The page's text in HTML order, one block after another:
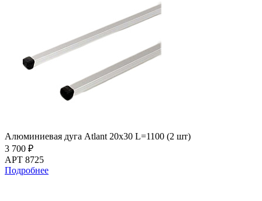
Алюминиевая дуга Atlant 20х30 L=1100 (2 шт)
3 700 ₽
АРТ 8725
Подробнее